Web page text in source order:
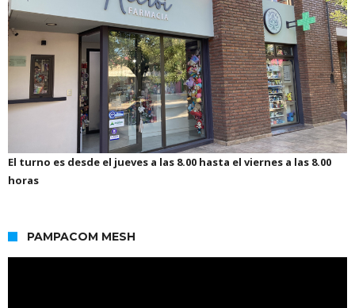
El turno es desde el jueves a las 8.00 hasta el viernes a las 8.00
horas
PAMPACOM MESH